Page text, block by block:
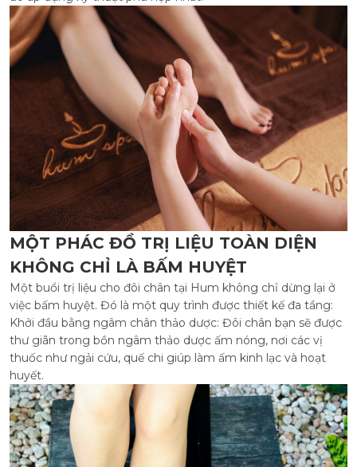
MỘT PHÁC ĐỒ TRỊ LIỆU TOÀN DIỆN
KHÔNG CHỈ LÀ BẤM HUYỆT
Một buổi trị liệu cho đôi chân tại Hum không chỉ dừng lại ở
việc bấm huyệt. Đó là một quy trình được thiết kế đa tầng:
Khởi đầu bằng ngâm chân thảo dược: Đôi chân bạn sẽ được
thư giãn trong bồn ngâm thảo dược ấm nóng, nơi các vị
thuốc như ngải cứu, quế chi giúp làm ấm kinh lạc và hoạt
huyết.